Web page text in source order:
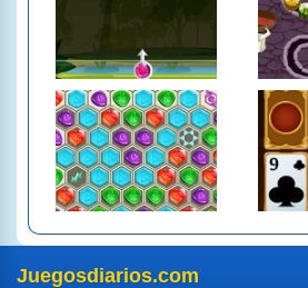
Juegosdiarios.com